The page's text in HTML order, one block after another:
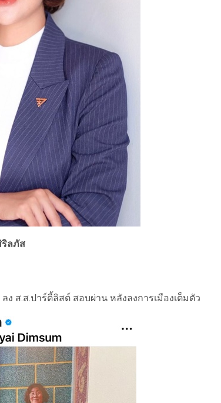
ลภัส
ง ส.ส.ปาร์ตี้ลิสต์ สอบผ่าน หลังลงการเมืองเต็มตัว